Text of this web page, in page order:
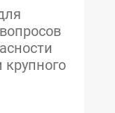
крупного